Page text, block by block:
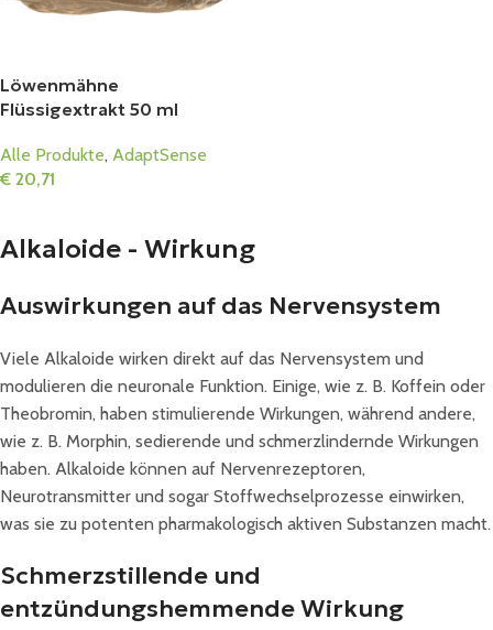
Löwenmähne
Flüssigextrakt 50 ml
Alle Produkte, AdaptSense
€ 20,71
Alkaloide - Wirkung
Auswirkungen auf das Nervensystem
Viele Alkaloide wirken direkt auf das Nervensystem und
modulieren die neuronale Funktion. Einige, wie z. B. Koffein oder
Theobromin, haben stimulierende Wirkungen, während andere,
wie z. B. Morphin, sedierende und schmerzlindernde Wirkungen
haben. Alkaloide können auf Nervenrezeptoren,
Neurotransmitter und sogar Stoffwechselprozesse einwirken,
was sie zu potenten pharmakologisch aktiven Substanzen macht.
Schmerzstillende und
entzündungshemmende Wirkung